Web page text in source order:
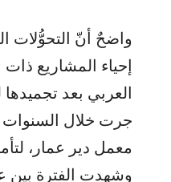
واضحٌ أنّ التحوُّلات
إحياء المشاريع
العربي بعد
جرت خلال السنوات
معمل دير عمار،